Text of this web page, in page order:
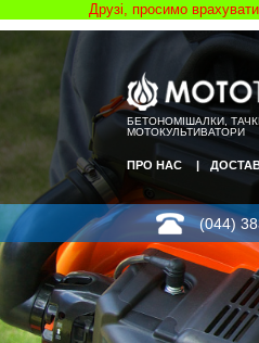
Друзі, просимо
БЕТОНОМІШАЛКИ,
МОТОКУЛЬТИВАТОРИ
ПРО НАС
(044)